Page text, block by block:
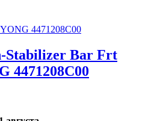
Stabilizer Bar Frt
4471208C00